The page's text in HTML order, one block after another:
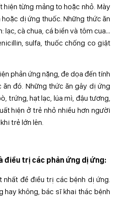
từng mảng to hoặc nhỏ. Mày
dị ứng thuốc. Những thức ăn
cà chua, cá biển và tôm cua…
sulfa, thuốc chống co giật
phản ứng nặng, đe dọa đến tính
đó. Những thức ăn gây dị ứng
trứng, hạt lạc, lúa mì, đậu tương,
hiện ở trẻ nhỏ nhiều hơn người
trẻ lớn lên.
điều trị các phản ứng dị ứng:
để điều trị các bệnh dị ứng.
không, bác sĩ khai thác bệnh